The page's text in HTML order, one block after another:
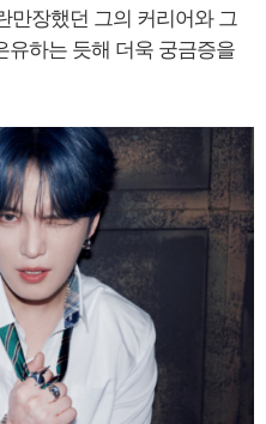
만장했던 그의 커리어와 그
유하는 듯해 더욱 궁금증을